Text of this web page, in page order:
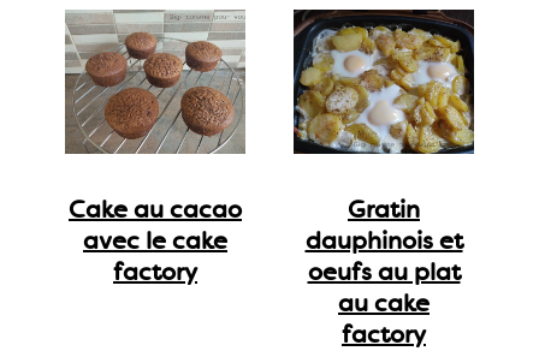
Cake au cacao
avec le cake
factory
Gratin
dauphinois et
oeufs au plat
au cake
factory